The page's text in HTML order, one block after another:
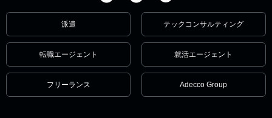
派遣 テックコンサルティング
転職エージェント 就活エージェント
フリーランス Adecco Group